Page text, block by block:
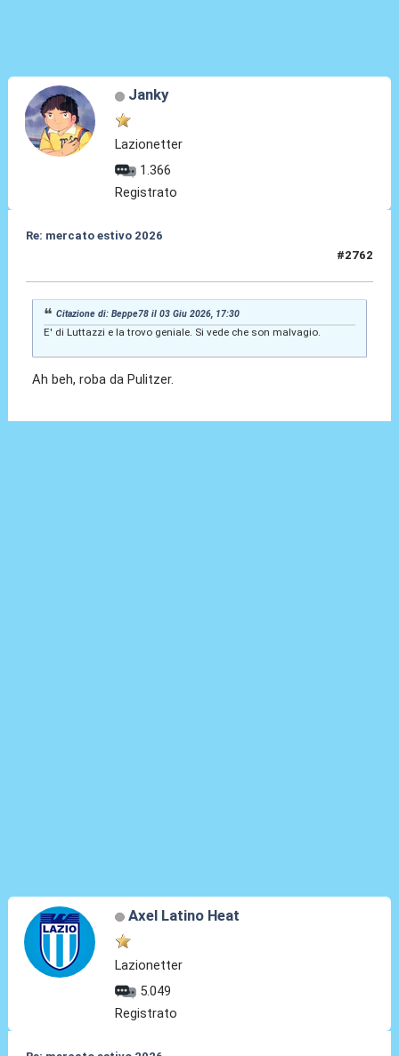
Janky
Lazionetter
1.366
Registrato
Re: mercato estivo 2026
#2762
Citazione di: Beppe78 il 03 Giu 2026, 17:30
E' di Luttazzi e la trovo geniale. Si vede che son malvagio.
Ah beh, roba da Pulitzer.
Axel Latino Heat
Lazionetter
5.049
Registrato